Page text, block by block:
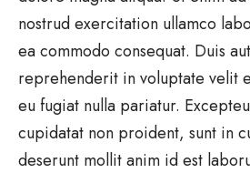
nostrud exercitation ullamco
ea commodo consequat. Duis
reprehenderit in voluptate velit
eu fugiat nulla pariatur.
cupidatat non proident, sunt in
deserunt mollit anim id est